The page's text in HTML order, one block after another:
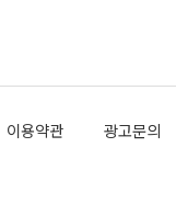
이용약관 광고문의